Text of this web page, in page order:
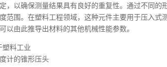
，以确保测量结果具有良好的重复性。通过不同
范围。在塑料工程领域，这种元件主要用于压入
以由此推导出材料的其他机械性能参数。
计的锥形压头